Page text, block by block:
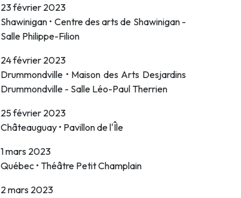
23 février 2023
Shawinigan • Centre des arts de Shawinigan -
Salle Philippe-Filion
24 février 2023
Drummondville • Maison des Arts Desjardins
Drummondville - Salle Léo-Paul Therrien
25 février 2023
Châteauguay • Pavillon de l'Île
1 mars 2023
Québec • Théâtre Petit Champlain
2 mars 2023